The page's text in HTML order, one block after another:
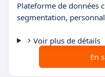
Plateforme de données
segmentation,
Voir plus de détails
En